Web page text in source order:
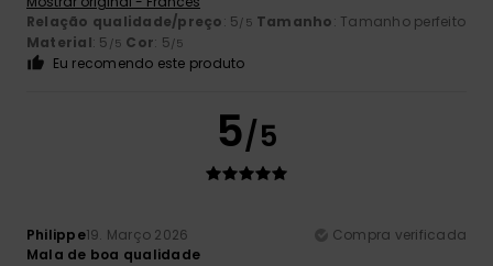
Relação qualidade/preço: 5/5 Tamanho: Tamanho perfeito
Material: 5 /5 Cor: 5/5
Eu recomendo este produto
5/5
Philippe19. Março 2026
Compra verificada
Mala de boa qualidade